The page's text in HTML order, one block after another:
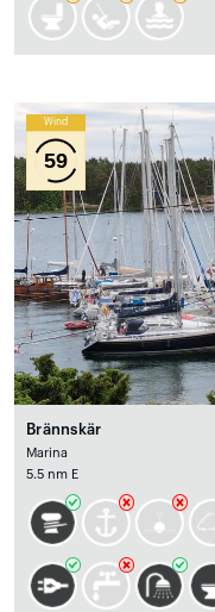
Wind
59
Brännskär
Marina
5.5 nm E